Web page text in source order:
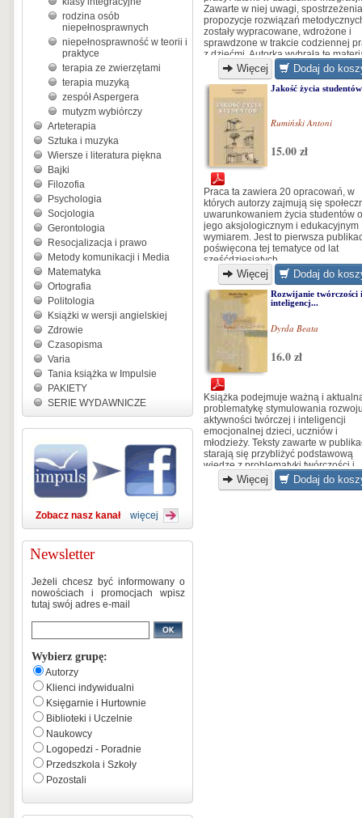
rodzina osób
niepełnosprawnych
niepełnosprawność w teorii i
praktyce
terapia ze zwierzętami
terapia muzyką
zespół Aspergera
mutyzm wybiórczy
Arteterapia
Sztuka i muzyka
Wiersze i literatura piękna
Bajki
Filozofia
Psychologia
Socjologia
Gerontologia
Resocjalizacja i prawo
Metody komunikacji i Media
Matematyka
Ortografia
Politologia
Książki w wersji angielskiej
Zdrowie
Czasopisma
Varia
Tania książka w Impulsie
PAKIETY
SERIE WYDAWNICZE
Zobacz nasz kanał więcej
Newsletter
Jeżeli chcesz być informowany o
nowościach i promocjach wpisz
tutaj swój adres e-mail
Wybierz grupę:
Autorzy
Klienci indywidualni
Księgarnie i Hurtownie
Biblioteki i Uczelnie
Naukowcy
Logopedzi - Poradnie
Przedszkola i Szkoły
Pozostali
Zawarte w niej uwagi,
propozycje rozwiązań
zostały wypracowane, wdrożone i
sprawdzone w trakcie codziennej
z dziećmi. Autorka wybrała te
które okazały się najskuteczniejsze
pracy dydaktyczno-wychowawczej...
Więcej Dodaj do
Jakość życia studentów
Rumiński Antoni
15.00 zł
Praca ta zawiera 20 opracowań, w
których autorzy zajmują się
uwarunkowaniem życia studentów
jego aksjologicznym i edukacyjnym
wymiarem. Jest to pierwsza
poświęcona tej tematyce od lat
sześćdziesiątych...
Więcej Dodaj do
Rozwijanie twórczości i
inteligencj...
Dyrda Beata
16.0 zł
Książka podejmuje ważną i
problematykę stymulowania
aktywności twórczej i inteligencji
emocjonalnej dzieci, uczniów i
młodzieży. Teksty zawarte w
starają się przybliżyć podstawową
wiedzę z problematyki twórczości i
inteligencjiWięcej Dodaj do